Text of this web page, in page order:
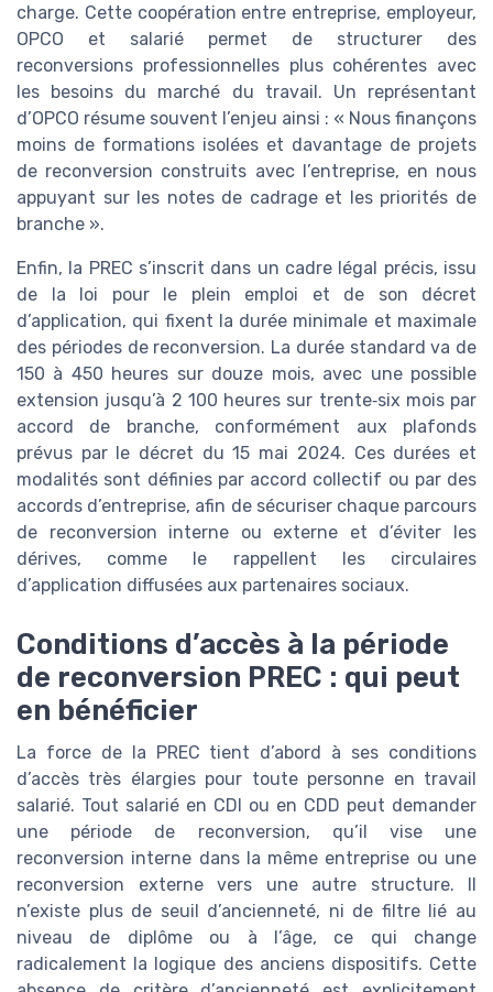
charge. Cette coopération entre entreprise, employeur,
OPCO et salarié permet de structurer des
reconversions professionnelles plus cohérentes avec
les besoins du marché du travail. Un représentant
d’OPCO résume souvent l’enjeu ainsi : « Nous finançons
moins de formations isolées et davantage de projets
de reconversion construits avec l’entreprise, en nous
appuyant sur les notes de cadrage et les priorités de
branche ».
Enfin, la PREC s’inscrit dans un cadre légal précis, issu
de la loi pour le plein emploi et de son décret
d’application, qui fixent la durée minimale et maximale
des périodes de reconversion. La durée standard va de
150 à 450 heures sur douze mois, avec une possible
extension jusqu’à 2 100 heures sur trente‑six mois par
accord de branche, conformément aux plafonds
prévus par le décret du 15 mai 2024. Ces durées et
modalités sont définies par accord collectif ou par des
accords d’entreprise, afin de sécuriser chaque parcours
de reconversion interne ou externe et d’éviter les
dérives, comme le rappellent les circulaires
d’application diffusées aux partenaires sociaux.
Conditions d’accès à la période
de reconversion PREC : qui peut
en bénéficier
La force de la PREC tient d’abord à ses conditions
d’accès très élargies pour toute personne en travail
salarié. Tout salarié en CDI ou en CDD peut demander
une période de reconversion, qu’il vise une
reconversion interne dans la même entreprise ou une
reconversion externe vers une autre structure. Il
n’existe plus de seuil d’ancienneté, ni de filtre lié au
niveau de diplôme ou à l’âge, ce qui change
radicalement la logique des anciens dispositifs. Cette